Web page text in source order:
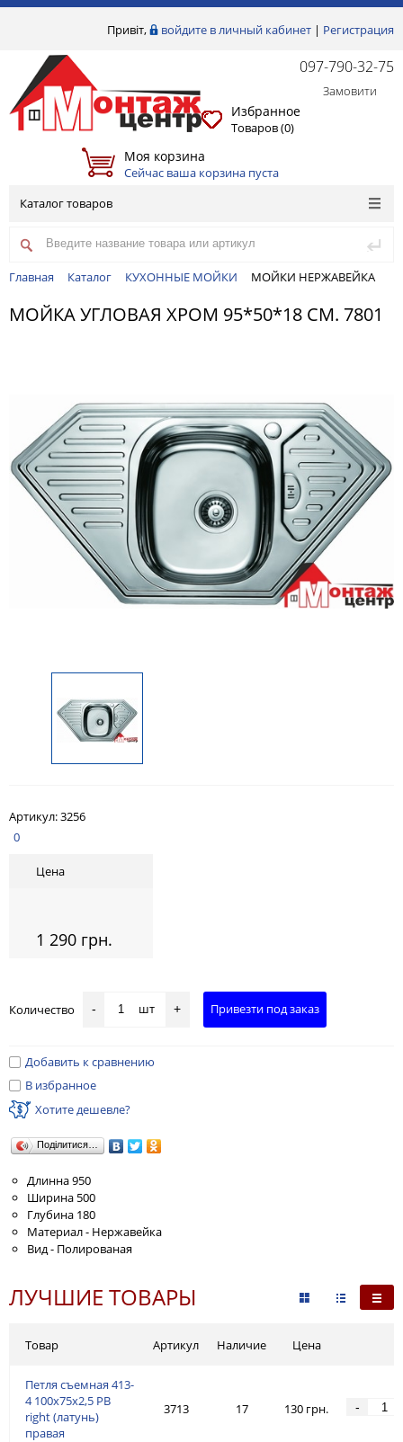
Привіт, войдите в личный кабинет | Регистрация
097-790-32-75
Замовити
Избранное
Товаров (0)
Моя корзина
Сейчас ваша корзина пуста
Каталог товаров
Главная Каталог КУХОННЫЕ МОЙКИ МОЙКИ НЕРЖАВЕЙКА
МОЙКА УГЛОВАЯ ХРОМ 95*50*18 СМ. 7801
Артикул:3256
0
Цена
1 290 грн.
Количество - шт + Привезти под заказ
Добавить к сравнению
В избранное
Хотите дешевле?
Поділитися…
Длинна 950
Ширина 500
Глубина 180
Материал - Нержавейка
Вид - Полированая
ЛУЧШИЕ ТОВАРЫ
Товар
Петля съемная 413-
4 100x75x2,5 PB
right (латунь)
правая
Артикул Наличие Цена
3713 17 130 грн. -